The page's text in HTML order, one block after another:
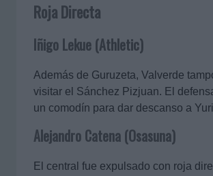
Roja Directa
Iñigo Lekue (Athletic)
Además de Guruzeta, Valverde
visitar el Sánchez Pizjuan. El
un comodín para dar descanso a
Alejandro Catena (Osasuna)
El central fue expulsado con roja